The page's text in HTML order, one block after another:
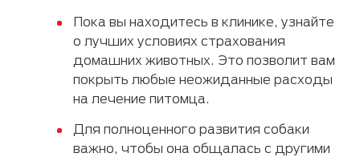
Пока вы находитесь в клинике, узнайте
о лучших условиях страхования
домашних животных. Это позволит вам
покрыть любые неожиданные расходы
на лечение питомца.
Для полноценного развития собаки
важно, чтобы она общалась с другими